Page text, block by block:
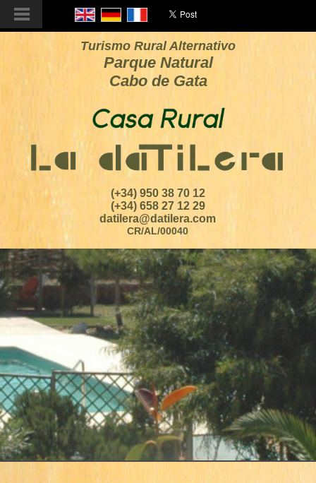
Turismo Rural Alternativo
Parque Natural
Cabo de Gata
(+34) 950 38 70 12
(+34) 658 27 12 29
datilera@datilera.com
CR/AL/00040